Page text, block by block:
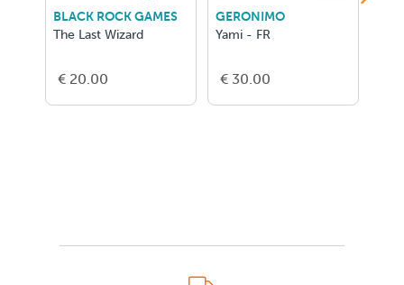
BLACK ROCK GAMES
The Last Wizard
€ 20.00
GERONIMO
Yami - FR
€ 30.00